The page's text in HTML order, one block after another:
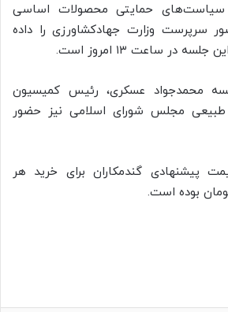
سیاست‌های حمایتی محصولات اساسی
سرپرست وزارت جهادکشاورزی را داده
در ساعت ۱۳ امروز است.
محمدجواد عسکری، رئیس کمیسیون
طبیعی مجلس شورای اسلامی نیز حضور
پیشنهادی گندمکاران برای خرید هر